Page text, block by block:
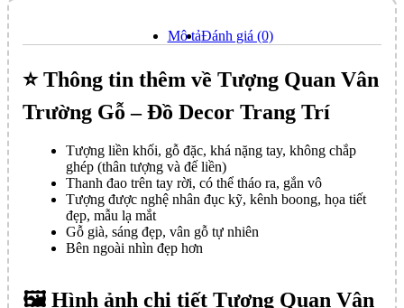
Mô tảĐánh giá (0)
⭐️ Thông tin thêm về Tượng Quan Vân
Trường Gỗ – Đồ Decor Trang Trí
Tượng liền khối, gỗ đặc, khá nặng tay, không chắp
ghép (thân tượng và đế liền)
Thanh đao trên tay rời, có thể tháo ra, gắn vô
Tượng được nghệ nhân đục kỹ, kênh boong, họa tiết
đẹp, mẫu lạ mắt
Gỗ già, sáng đẹp, vân gỗ tự nhiên
Bên ngoài nhìn đẹp hơn
🖼️ Hình ảnh chi tiết Tượng Quan Vân